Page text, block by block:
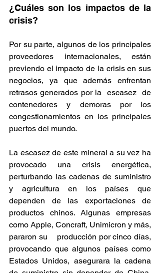
¿Cuáles son los impactos de la
crisis?
Por su parte, algunos de los principales
proveedores internacionales, están
previendo el impacto de la crisis en sus
negocios, ya que además enfrentan
retrasos generados por la  escasez  de
contenedores  y  demoras  por  los
congestionamientos  en  los  principales
puertos del mundo.
La escasez de este mineral a su vez ha
provocado una crisis energética,
perturbando las cadenas de suministro
y agricultura en los países que
dependen de las exportaciones de
productos chinos. Algunas empresas
como Apple, Concraft, Unimicron y más,
pararon su    producción por cinco días,
provocando que algunos países como
Estados Unidos, asegurara la cadena